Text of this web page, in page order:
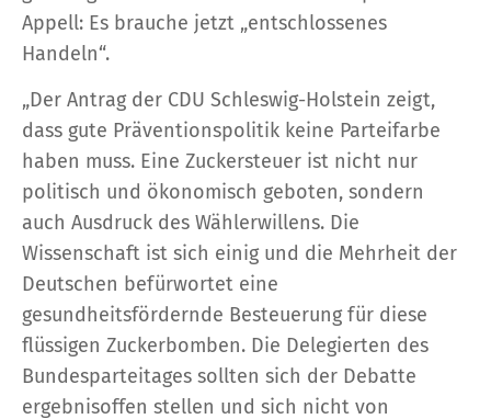
Appell: Es brauche jetzt „entschlossenes
Handeln“.
„Der Antrag der CDU Schleswig-Holstein zeigt,
dass gute Präventionspolitik keine Parteifarbe
haben muss. Eine Zuckersteuer ist nicht nur
politisch und ökonomisch geboten, sondern
auch Ausdruck des Wählerwillens. Die
Wissenschaft ist sich einig und die Mehrheit der
Deutschen befürwortet eine
gesundheitsfördernde Besteuerung für diese
flüssigen Zuckerbomben. Die Delegierten des
Bundesparteitages sollten sich der Debatte
ergebnisoffen stellen und sich nicht von